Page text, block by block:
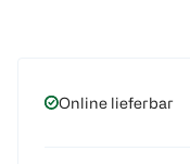
Online lieferbar